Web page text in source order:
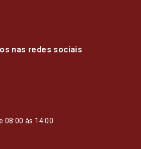
nas redes sociais
08:00 às 14:00